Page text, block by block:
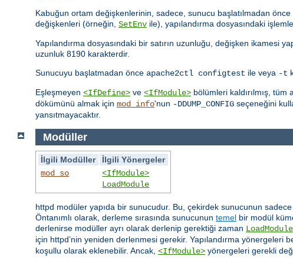
Kabuğun ortam değişkenlerinin, sadece, sunucu başlatılmadan önce
değişkenleri (örneğin, SetEnv ile), yapılandırma dosyasındaki
Yapılandırma dosyasındaki bir satırın uzunluğu, değişken ikamesi
uzunluk 8190 karakterdir.
Sunucuyu başlatmadan önce apache2ctl configtest ile veya -t
Eşleşmeyen <IfDefine> ve <IfModule> bölümleri kaldırılmış,
dökümünü almak için mod_info'nun -DDUMP_CONFIG seçeneğini
yansıtmayacaktır.
Modüller
İlgili Modüller
İlgili Yönergeler
mod_so
<IfModule>
LoadModule
httpd modüler yapıda bir sunucudur. Bu, çekirdek sunucunun
Öntanımlı olarak, derleme sırasında sunucunun temel bir modül
derlenirse modüller ayrı olarak derlenip gerektiği zaman LoadModule
için httpd’nin yeniden derlenmesi gerekir. Yapılandırma yönergeleri
koşullu olarak eklenebilir. Ancak, <IfModule> yönergeleri gerekli